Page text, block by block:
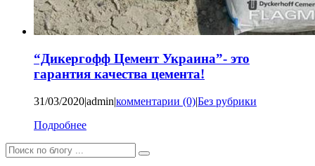
“Дикергофф Цемент Украина”- это
гарантия качества цемента!
31/03/2020|admin|комментарии (0)|Без рубрики
Подробнее